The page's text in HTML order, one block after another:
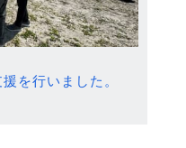
を行いました。